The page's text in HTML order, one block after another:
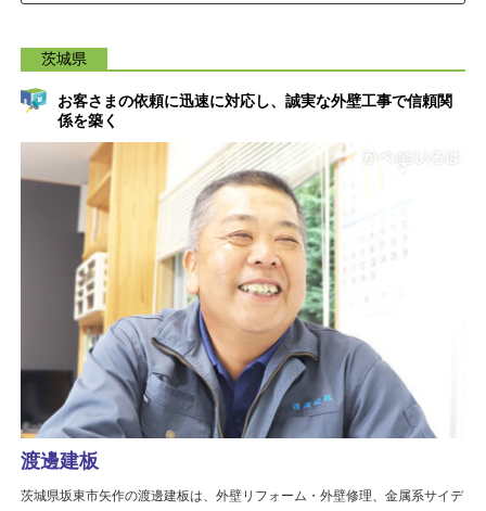
茨城県
お客さまの依頼に迅速に対応し、誠実な外壁工事で信頼関
係を築く
渡邊建板
茨城県坂東市矢作の渡邊建板は、外壁リフォーム・外壁修理、金属系サイデ